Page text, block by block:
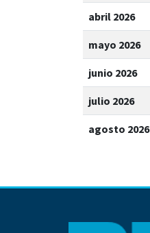
abril 2026
mayo 2026
junio 2026
julio 2026
agosto 2026